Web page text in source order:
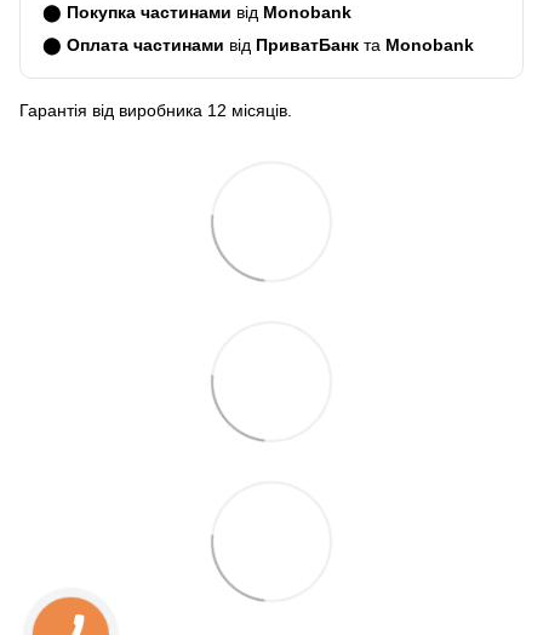
⬤ Покупка частинами від Monobank
⬤ Оплата частинами від ПриватБанк та Monobank
Гарантія від виробника 12 місяців.